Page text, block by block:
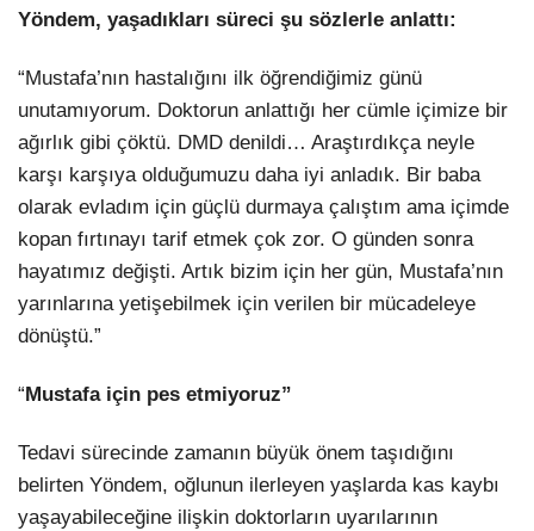
Yöndem, yaşadıkları süreci şu sözlerle anlattı:
“Mustafa’nın hastalığını ilk öğrendiğimiz günü
unutamıyorum. Doktorun anlattığı her cümle içimize bir
ağırlık gibi çöktü. DMD denildi… Araştırdıkça neyle
karşı karşıya olduğumuzu daha iyi anladık. Bir baba
olarak evladım için güçlü durmaya çalıştım ama içimde
kopan fırtınayı tarif etmek çok zor. O günden sonra
hayatımız değişti. Artık bizim için her gün, Mustafa’nın
yarınlarına yetişebilmek için verilen bir mücadeleye
dönüştü.”
“Mustafa için pes etmiyoruz”
Tedavi sürecinde zamanın büyük önem taşıdığını
belirten Yöndem, oğlunun ilerleyen yaşlarda kas kaybı
yaşayabileceğine ilişkin doktorların uyarılarının